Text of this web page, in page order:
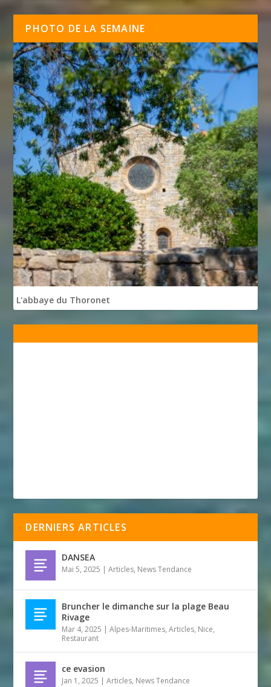
PHOTO DE LA SEMAINE
L'abbaye du Thoronet
DERNIERS ARTICLES
DANSEA
Mai 5, 2025 |Articles, News Tendance
Bruncher le dimanche sur la plage Beau
Rivage
Mar 4, 2025 |Alpes-Maritimes,Articles, Nice,
Restaurant
ce evasion
Jan 1, 2025 |Articles, News Tendance